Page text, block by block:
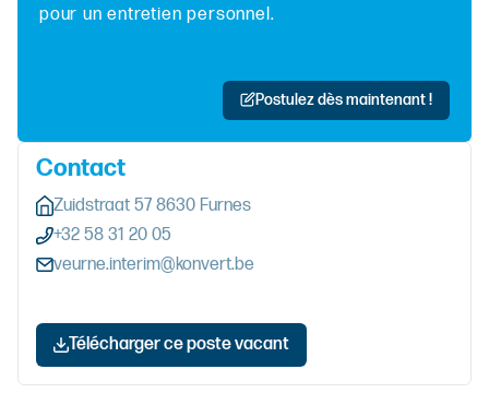
pour un entretien personnel.
Postulez dès maintenant !
Contact
Zuidstraat 57 8630 Furnes
+32 58 31 20 05
veurne.interim@konvert.be
Télécharger ce poste vacant